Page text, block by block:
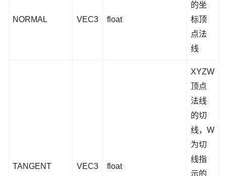
NORMAL VEC3 float
的坐
标顶
点法
线
TANGENT VEC3 float
XYZW
顶点
法线
的切
线，W
为切
线指
示的